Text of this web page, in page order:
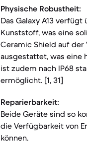
Physische Robustheit:
Das Galaxy A13
Kunststoff, was eine
Ceramic Shield auf
ausgestattet, was eine
ist zudem nach IP68
ermöglicht. [1, 31]
Reparierbarkeit:
Beide Geräte sind so
die Verfügbarkeit von
können.